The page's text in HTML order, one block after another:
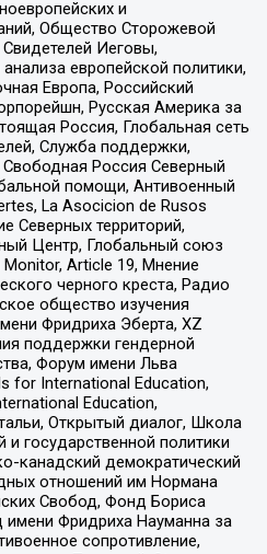
и
Общество Сторожевой
Иеговы,
европейской политики,
Европа, Российский
Русская Америка за
Россия, Глобальная сеть
Служба поддержки,
Россия Северный
помощи, Антивоенный
La Asocicion de Rusos
Северных территорий,
Центр, Глобальный союз
Monitor, Article 19, Мнение
черного креста, Радио
общество изучения
Фридриха Эберта, XZ
поддержки гендерной
Форум имени Льва
for International Education,
Education,
Открытый диалог, Школа
государственной политики
канадский демократический
отношений им Нормана
Свобод, Фонд Бориса
Фридриха Науманна за
сопротивление,